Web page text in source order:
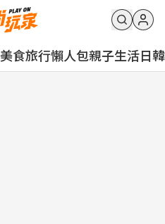
美食旅行懶人包親子生活日韓